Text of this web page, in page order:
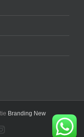
Branding New
Instagram